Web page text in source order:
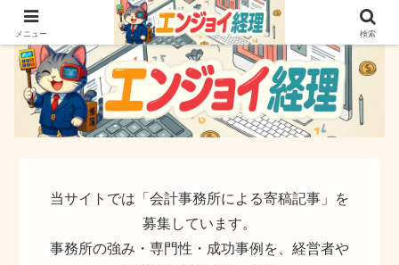
簿記でなく実務ができるサイト
当サイトでは「会計事務所による寄稿記事」を
募集しています。
事務所の強み・専門性・成功事例を、経営者や
メニュー 検索